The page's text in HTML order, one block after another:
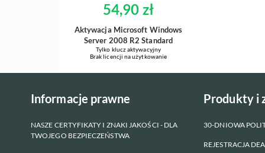
54,90 zł
Aktywacja Microsoft Windows
Server 2008 R2 Standard
Tylko klucz aktywacyjny
Brak licencji na użytkowanie
Informacje prawne
NASZE CERTYFIKATY I ZNAKI JAKOŚCI - DLA
TWOJEGO BEZPIECZEŃSTWA
Produkty i
30-DNIOWA
REJESTRACJA